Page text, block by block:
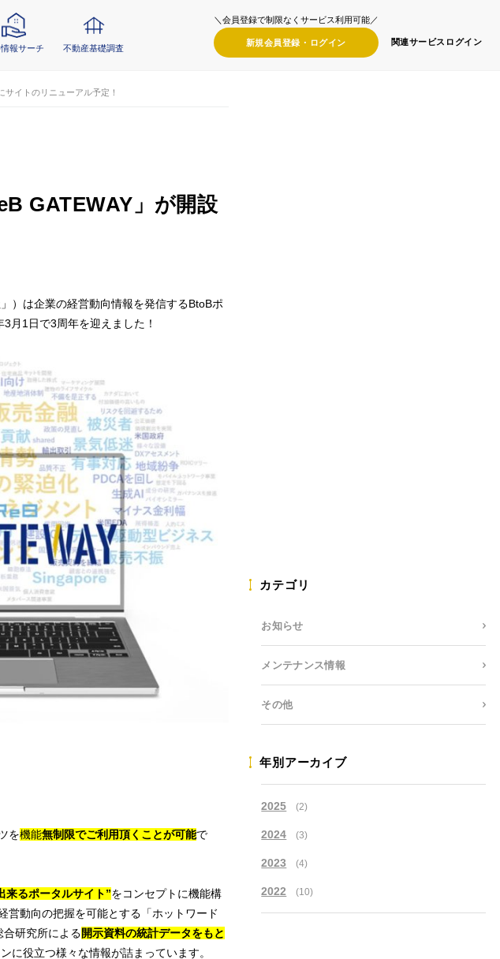
報サーチ 不動産基礎調査
＼会員登録で制限なくサービス利用可能／
新規会員登録・ ログイン 関連サービス ログイン
イトのリニューアル予定！
GATEWAY」が開設
）は企業の経営動向情報を発信するBtoBポ
月1日で3周年を迎えました！
を機能無制限でご利用頂くことが可能で
来るポータルサイト”をコンセプトに機能構
営動向の把握を可能とする「ホットワード
研究所による開示資料の統計データをもと
に役立つ様々な情報が詰まっています。
カテゴリ
お知らせ
メンテナンス情報
その他
年別アーカイブ
2025 (2)
2024 (3)
2023 (4)
2022 (10)